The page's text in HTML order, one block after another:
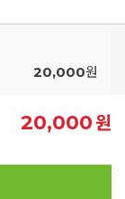
20,000원
20,000원